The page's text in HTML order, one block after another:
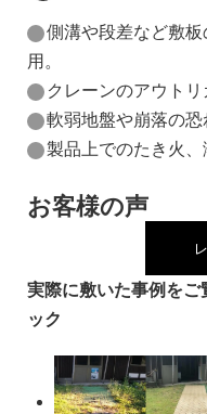
側溝や段差など敷
用。
クレーンのアウトリ
軟弱地盤や崩落の恐
製品上でのたき火、
お客様の声
実際に敷いた事例をご
ック